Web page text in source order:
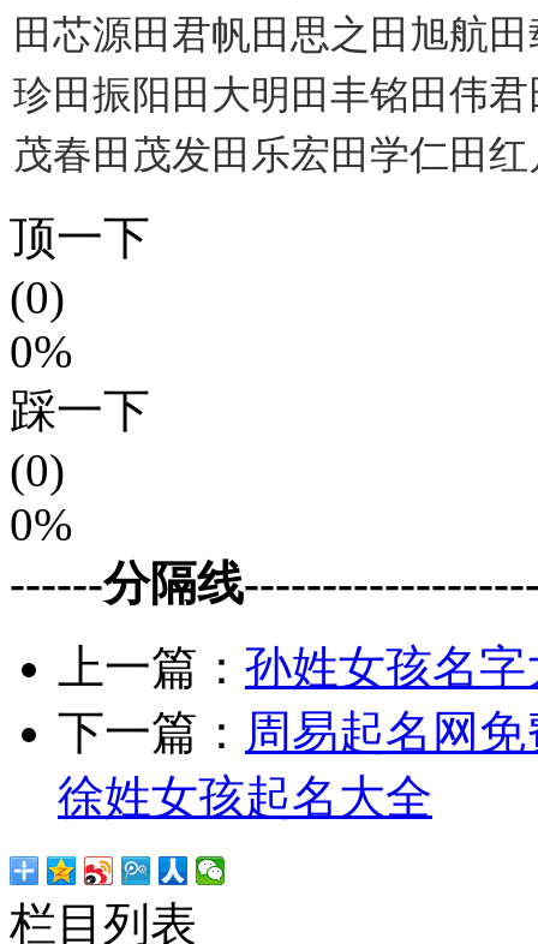
田芯源田君帆田思之田旭航
珍田振阳田大明田丰铭田伟
茂春田茂发田乐宏田学仁田
顶一下
(0)
0%
踩一下
(0)
0%
------分隔线
上一篇： 孙姓女孩名
下一篇： 周易起名网
徐姓女孩起名大全
栏目列表